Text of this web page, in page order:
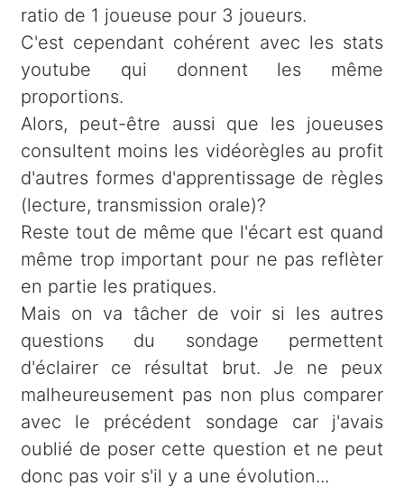
ratio de 1 joueuse pour 3 joueurs.
C'est cependant cohérent avec les stats
youtube qui donnent les même
proportions.
Alors, peut-être aussi que les joueuses
consultent moins les vidéorègles au profit
d'autres formes d'apprentissage de règles
(lecture, transmission orale)?
Reste tout de même que l'écart est quand
même trop important pour ne pas reflèter
en partie les pratiques.
Mais on va tâcher de voir si les autres
questions du sondage permettent
d'éclairer ce résultat brut. Je ne peux
malheureusement pas non plus comparer
avec le précédent sondage car j'avais
oublié de poser cette question et ne peut
donc pas voir s'il y a une évolution...